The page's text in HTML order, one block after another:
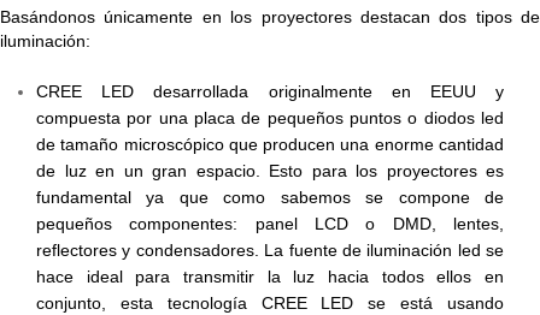
Basándonos únicamente en los proyectores destacan dos tipos de
iluminación:
CREE LED desarrollada originalmente en EEUU y
compuesta por una placa de pequeños puntos o diodos led
de tamaño microscópico que producen una enorme cantidad
de luz en un gran espacio. Esto para los proyectores es
fundamental ya que como sabemos se compone de
pequeños componentes: panel LCD o DMD, lentes,
reflectores y condensadores. La fuente de iluminación led se
hace ideal para transmitir la luz hacia todos ellos en
conjunto, esta tecnología CREE LED se está usando